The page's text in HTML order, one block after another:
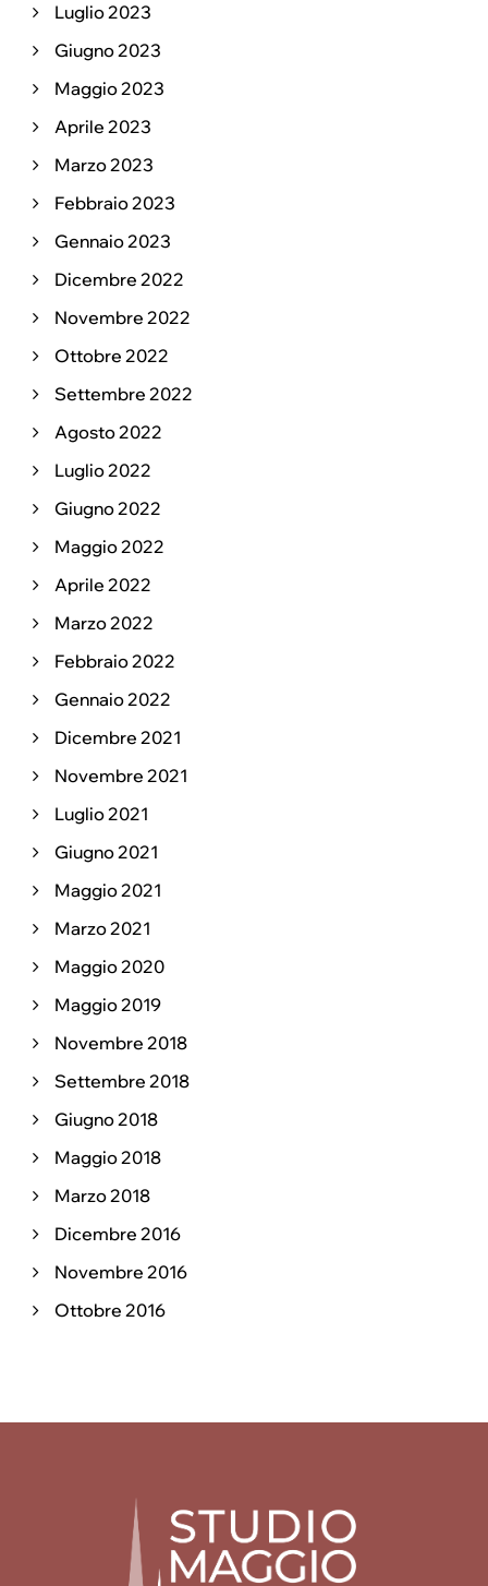
Luglio 2023
Giugno 2023
Maggio 2023
Aprile 2023
Marzo 2023
Febbraio 2023
Gennaio 2023
Dicembre 2022
Novembre 2022
Ottobre 2022
Settembre 2022
Agosto 2022
Luglio 2022
Giugno 2022
Maggio 2022
Aprile 2022
Marzo 2022
Febbraio 2022
Gennaio 2022
Dicembre 2021
Novembre 2021
Luglio 2021
Giugno 2021
Maggio 2021
Marzo 2021
Maggio 2020
Maggio 2019
Novembre 2018
Settembre 2018
Giugno 2018
Maggio 2018
Marzo 2018
Dicembre 2016
Novembre 2016
Ottobre 2016